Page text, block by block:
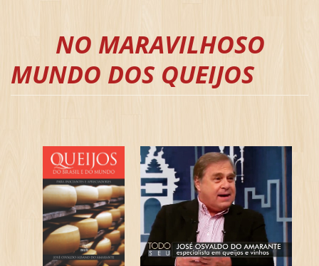
NO MARAVILHOSO
MUNDO DOS QUEIJOS